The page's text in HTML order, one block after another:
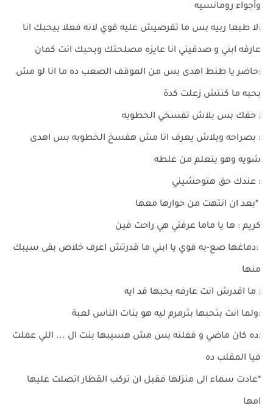
وأجواء رومانسيه
:لا طبعا ربيه بس ما تقرصيش عليه قوي لانه فعلا بيحبك انا
عارفه ابني و صدقيني انا عايزه مصلحتك وبحبك انت كمان
:حاضر يا طنط اهدى بس من الموقف الصعب ده ما انا لو مش
بحبه ما كنتش زعلت كدة
: حقك بس بلاش تفسخي الخطوبه
: بصراحه وبلاش يعرف انا مش هفسخ الخطوبه بس اهدى
شويه وهو يتعلم من غلطه
: عندك حق هتوحشيني
*بعد ان انتهت من حوارها معها
كريم : ها يا ماما عرفتي هي راحت فين
:دماغها صع-به قوي يا ابني ما قدرتش اعرف خلاص بقى سيبك
منها
: ما اقدرش انت عارفه بحبها قد ايه
:ولما انت بتحبها بترمرم ليه هو بنات الناس لعبة
:ده كان ماضي و قفلته بس مش هسيبها بنت ال ... اللي عملت
فيا المقلب ده
*عادت سماء الى منزلها فقبل ان تركب القطار اتصلت عليها
امها